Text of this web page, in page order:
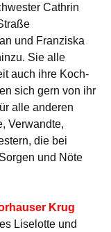
Cathrin
und Franziska
Sie alle
auch ihre Koch-
sich gern von ihr
alle anderen
Verwandte,
die bei
und Nöte
Krug
Liselotte und